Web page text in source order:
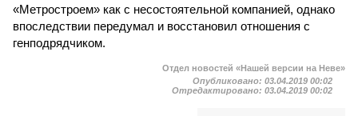
«Метростроем» как с несостоятельной компанией, однако
впоследствии передумал и восстановил отношения с
генподрядчиком.
Отдел новостей «Нашей версии на Неве»
Опубликовано: 03.04.2019 00:02
Отредактировано: 03.04.2019 00:02